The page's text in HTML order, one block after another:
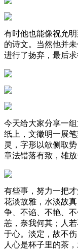
有时他也能像祝允
的诗文。当然他并
进行了扬弃，最后
今天给大家分享一
纸上，文徵明一展
灵，字形以欹侧取
章法错落有致，雄放
有些事，努力一把
花淡故雅，水淡故
争、不谄、不艳、
恙，奈我何其；人
于心。淡定，故不
人心是杯子里的茶